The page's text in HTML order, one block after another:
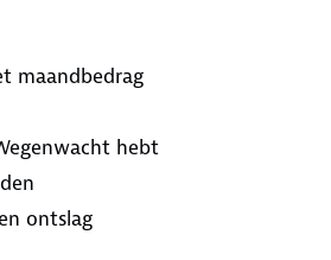
maandbedrag
hebt
ontslag